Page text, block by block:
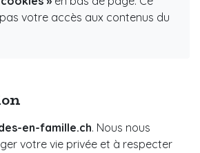
votre accès aux contenus du
en-famille.ch. Nous nous
votre vie privée et à respecter